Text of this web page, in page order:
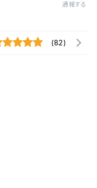
通報する
(82)